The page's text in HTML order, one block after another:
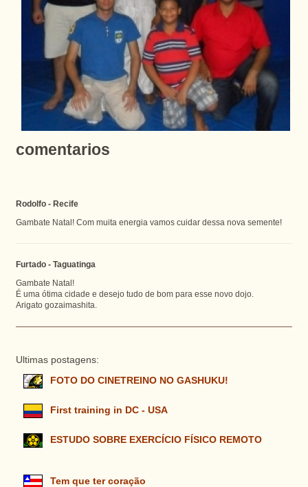
comentarios
Rodolfo - Recife
Gambate Natal! Com muita energia vamos cuidar dessa nova semente!
Furtado - Taguatinga
Gambate Natal!
É uma ótima cidade e desejo tudo de bom para esse novo dojo.
Arigato gozaimashita.
Ultimas postagens:
FOTO DO CINETREINO NO GASHUKU!
First training in DC - USA
ESTUDO SOBRE EXERCÍCIO FÍSICO REMOTO
Tem que ter coração